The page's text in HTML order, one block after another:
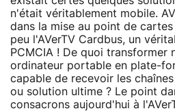
n'était véritablement mobile.
dans la mise au point de
peu l'AVerTV Cardbus, un
PCMCIA ! De quoi transformer
ordinateur portable en plate-
capable de recevoir les
ou solution ultime ? Le point
consacrons aujourd'hui à